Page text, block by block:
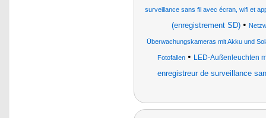
surveillance sans fil avec écran, wifi et
(enregistrement SD)•
Überwachungskameras mit Akku und
Fotofallen• LED-Außenleuchten
enregistreur de surveillance